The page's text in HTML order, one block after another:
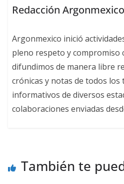
Redacción Argonmexico
Argonmexico inició
pleno respeto y compromiso
difundimos de manera libre
crónicas y notas de todos los
informativos de diversos
colaboraciones enviadas
También te